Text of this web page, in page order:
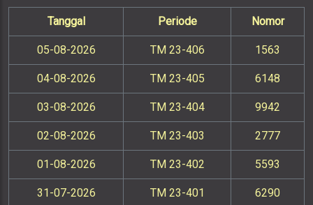
Tanggal Periode Nomor
05-08-2026 TM 23-406 1563
04-08-2026 TM 23-405 6148
03-08-2026 TM 23-404 9942
02-08-2026 TM 23-403 2777
01-08-2026 TM 23-402 5593
31-07-2026 TM 23-401 6290